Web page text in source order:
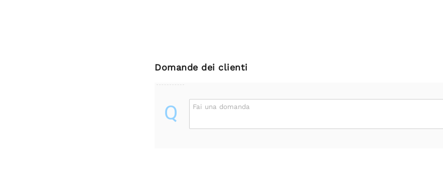
Domande dei clienti
Q Fai una domanda